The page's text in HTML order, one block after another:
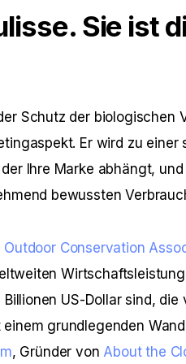
Sie ist
Schutz der biologischen
Er wird zu einer
Ihre Marke abhängt,
bewussten
Conservation
US-Dollar sind, die
grundlegenden
, Gründer von About the